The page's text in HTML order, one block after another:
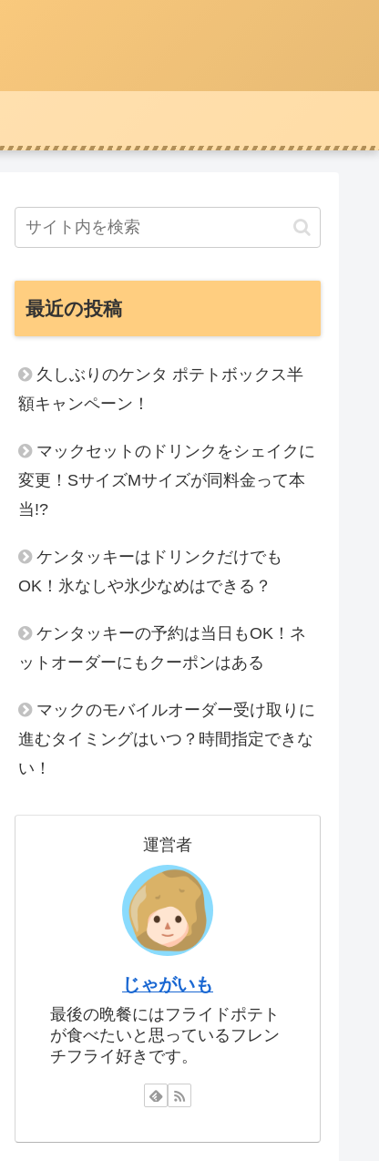
最近の投稿
久しぶりのケンタ ポテトボックス半
額キャンペーン！
マックセットのドリンクをシェイクに
変更！SサイズMサイズが同料金って本
当!?
ケンタッキーはドリンクだけでも
OK！氷なしや氷少なめはできる？
ケンタッキーの予約は当日もOK！ネ
ットオーダーにもクーポンはある
マックのモバイルオーダー受け取りに
進むタイミングはいつ？時間指定できな
い！
運営者
じゃがいも
最後の晩餐にはフライドポテト
が食べたいと思っているフレン
チフライ好きです。